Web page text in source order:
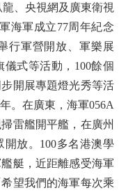
、央視網及廣東衛視
海軍成立77周年紀念
行軍營開放、軍樂展
式等活動，100餘個
開展專題燈光秀等活
。在廣東，海軍056A
雷艦開平艦，在廣州
放。100多名港澳學
艇，近距離感受海軍
望我們的海軍每次乘